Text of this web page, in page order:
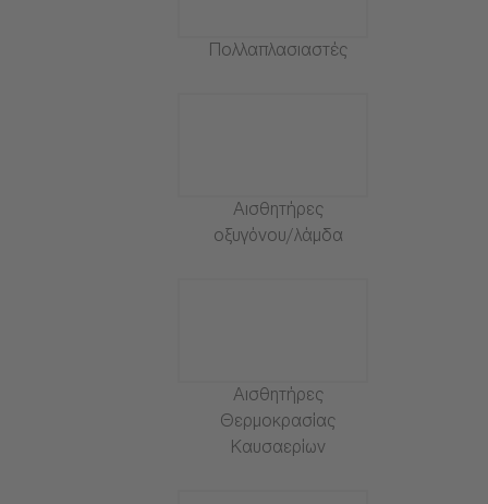
Πολλαπλασιαστές
Αισθητήρες
οξυγόνου/λάμδα
Αισθητήρες
Θερμοκρασίας
Καυσαερίων